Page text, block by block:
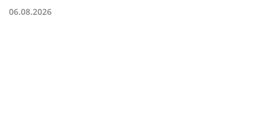
06.08.2026